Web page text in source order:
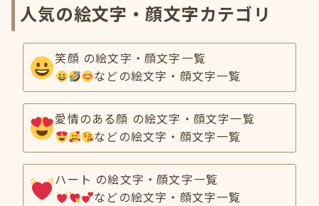
人気の絵文字・顔文字カテゴリ
笑顔 の絵文字・顔文字一覧
などの絵文字・顔文字一覧
愛情のある顔 の絵文字・顔文字一覧
などの絵文字・顔文字一覧
ハート の絵文字・顔文字一覧
などの絵文字・顔文字一覧